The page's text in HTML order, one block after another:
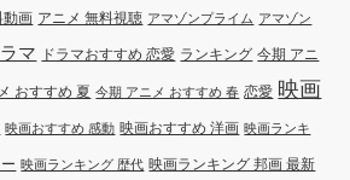
動画 アニメ 無料視聴 アマゾンプライム アマゾン
マ ドラマおすすめ 恋愛 ランキング 今期 アニ
おすすめ 夏 今期 アニメ おすすめ 春 恋愛 映画
映画おすすめ 感動 映画おすすめ 洋画 映画ランキ
映画ランキング 歴代 映画ランキング 邦画 最新